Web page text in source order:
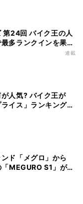
第24回 バイク王の人
多ランクインを果た
連載
人気? バイク王が
ライス」ランキングを
ド「メグロ」から
MEGURO S1」が新